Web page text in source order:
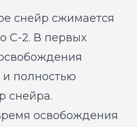
снейр сжимается
C-2. В первых
полностью
снейра.
освобождения